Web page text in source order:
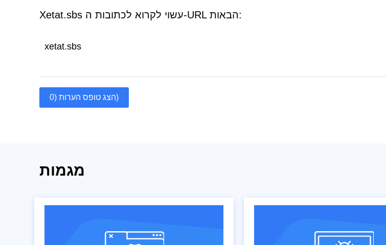
Xetat.sbs עשוי לקרוא לכתובות ה-URL הבאות:
xetat.sbs
הצג טופס הערות (0)
מגמות